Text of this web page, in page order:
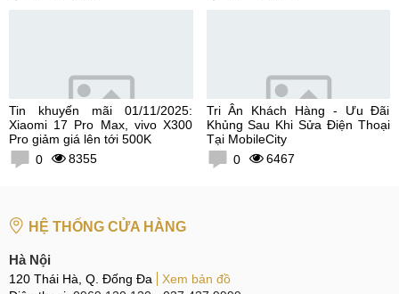
Tin khuyến mãi 01/11/2025:
Xiaomi 17 Pro Max, vivo X300
Pro giảm giá lên tới 500K
0
8355
Tri Ân Khách Hàng - Ưu Đãi
Khủng Sau Khi Sửa Điện Thoại
Tại MobileCity
0
6467
HỆ THỐNG CỬA HÀNG
Hà Nội
120 Thái Hà, Q. Đống Đa
Xem bản đồ